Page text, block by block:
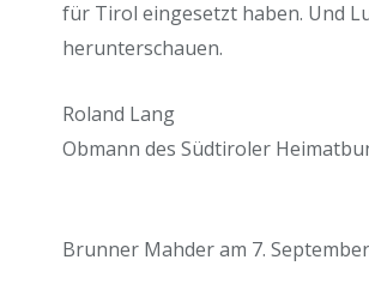
für Tirol eingesetzt haben. Und
herunterschauen.
Roland Lang
Obmann des Südtiroler
Brunner Mahder am 7.